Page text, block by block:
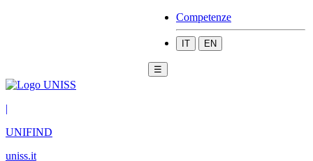
Competenze
IT EN
☰
|
UNIFIND
uniss.it